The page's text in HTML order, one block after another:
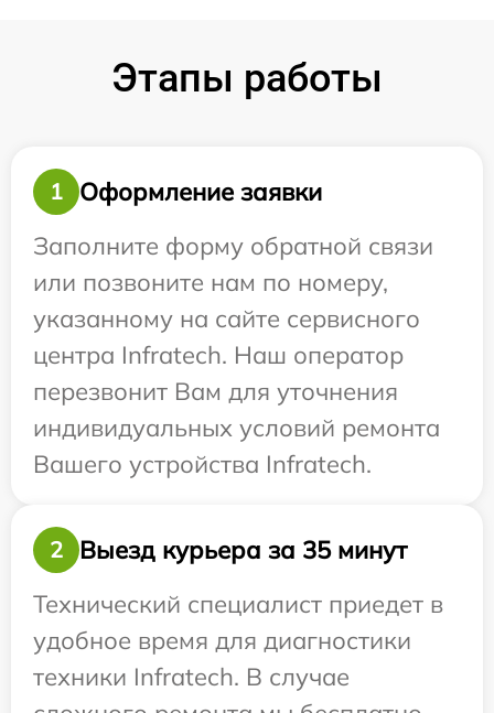
Этапы работы
1
Оформление заявки
Заполните форму обратной связи
или позвоните нам по номеру,
указанному на сайте сервисного
центра Infratech. Наш оператор
перезвонит Вам для уточнения
индивидуальных условий ремонта
Вашего устройства Infratech.
2
Выезд курьера за 35 минут
Технический специалист приедет в
удобное время для диагностики
техники Infratech. В случае